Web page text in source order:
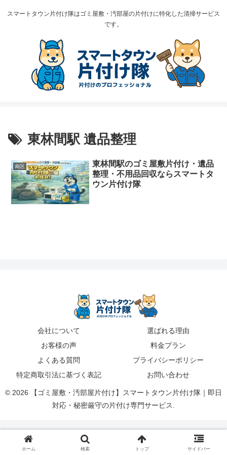
スマートタウン片付け隊はゴミ屋敷・汚部屋の片付けに特化した清掃サービス
です。
東林間駅 遺品整理
南区
東林間駅のゴミ屋敷片付け・遺品
整理・不用品回収ならスマートタ
ウン片付け隊
会社について
選ばれる理由
お客様の声
料金プラン
よくある質問
プライバシーポリシー
特定商取引法に基づく表記
お問い合わせ
© 2026 【ゴミ屋敷・汚部屋片付け】スマートタウン片付け隊｜即日
対応・秘密厳守の片付け専門サービス.
ホーム 検索 トップ サイドバー